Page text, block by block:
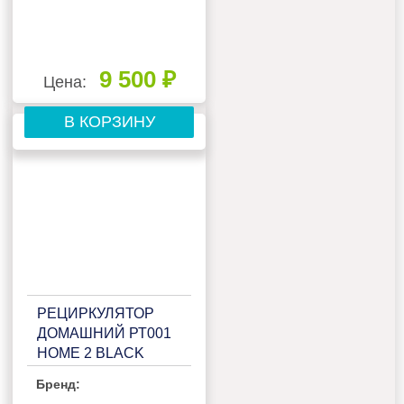
Цена: 9 500 ₽
В КОРЗИНУ
РЕЦИРКУЛЯТОР
ДОМАШНИЙ РТ001
HOME 2 BLACK
Бренд: